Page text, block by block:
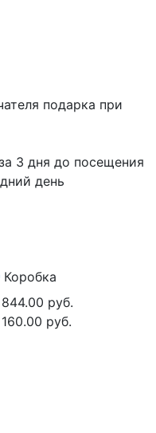
подарка при
3 дня до посещения
день
Коробка
руб.
руб.